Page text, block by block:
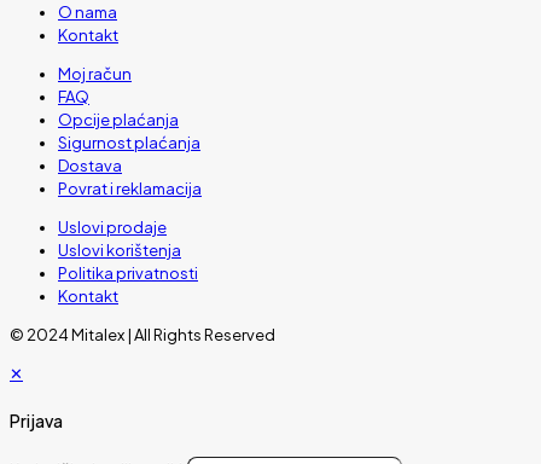
O nama
Kontakt
Moj račun
FAQ
Opcije plaćanja
Sigurnost plaćanja
Dostava
Povrat i reklamacija
Uslovi prodaje
Uslovi korištenja
Politika privatnosti
Kontakt
© 2024 Mitalex | All Rights Reserved
✕
Prijava